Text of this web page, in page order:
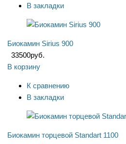
В закладки
Биокамин Sirius 900
33500руб.
В корзину
К сравнению
В закладки
Биокамин торцевой Standart 1100